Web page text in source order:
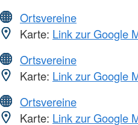
Ortsvereine
Karte: Link zur Google
Ortsvereine
Karte: Link zur Google
Ortsvereine
Karte: Link zur Google